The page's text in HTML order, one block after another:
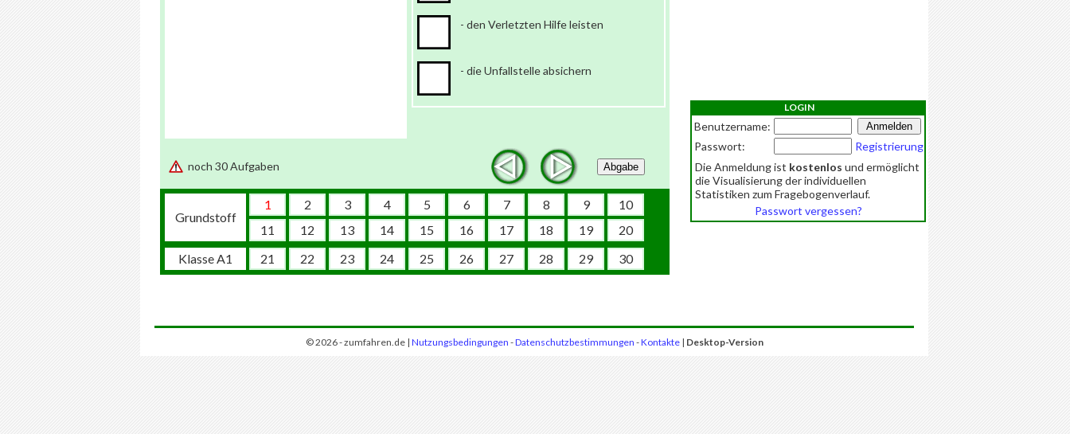
- den Verletzten Hilfe leisten
- die Unfallstelle absichern
noch 30 Aufgaben Abgabe
Grundstoff
1 2 3 4 5 6 7 8 9
10
11
12 13 14 15 16 17 18 19
20
Klasse A1
21 22 23 24 25 26 27 28 29 30
LOGIN
Benutzername:
Passwort:
Registrierung
Die Anmeldung ist kostenlos und ermöglicht
die Visualisierung der individuellen
Statistiken zum Fragebogenverlauf.
Passwort vergessen?
© 2026 - zumfahren.de | Nutzungsbedingungen -Datenschutzbestimmungen -Kontakte| Desktop-Version